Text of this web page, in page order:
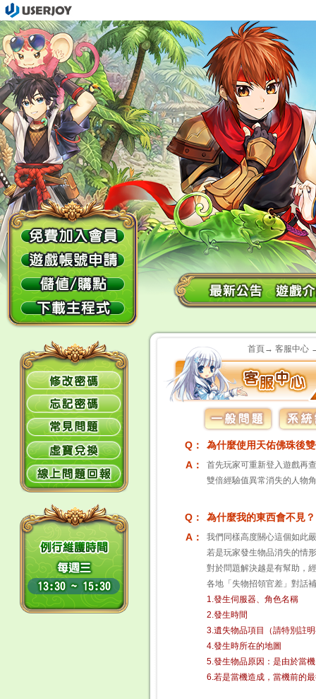
首頁→ 客服中心
Q：
為什麼使用天佑佛珠後
A：
首先玩家可重新登入遊戲再
雙倍經驗值異常消失的人物
Q：
為什麼我的東西會不見？
A：
我們同樣高度關心這個如此
若是玩家發生物品消失的情
對於問題解決越是有幫助，
各地「失物招領官差」對話
1.發生伺服器、角色名稱
2.發生時間
3.遺失物品項目（請特別註
4.發生時所在的地圖
5.發生物品原因：是由於當
6.若是當機造成，當機前的